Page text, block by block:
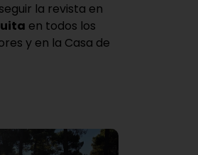
la revista en
en todos los
y en la Casa de